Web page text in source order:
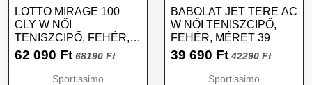
LOTTO MIRAGE 100
CLY W NŐI
TENISZCIPŐ, FEHÉR,
MÉRET 38.5
62 090 Ft 68190 Ft
Sportissimo
BABOLAT JET TERE AC
W NŐI TENISZCIPŐ,
FEHÉR, MÉRET 39
39 690 Ft 42290 Ft
Sportissimo